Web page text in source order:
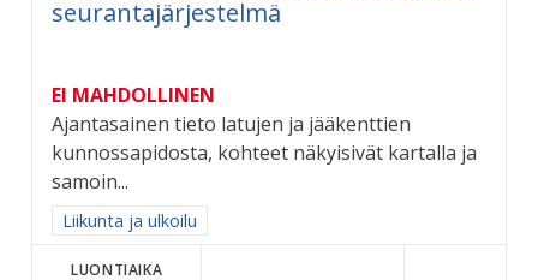
seurantajärjestelmä
EI MAHDOLLINEN
Ajantasainen tieto latujen ja jääkenttien
kunnossapidosta, kohteet näkyisivät kartalla ja
samoin...
Rajaa tulokset aihepiirin mukaan: Liikunta ja ulkoilu
Liikunta ja ulkoilu
LUONTIAIKA